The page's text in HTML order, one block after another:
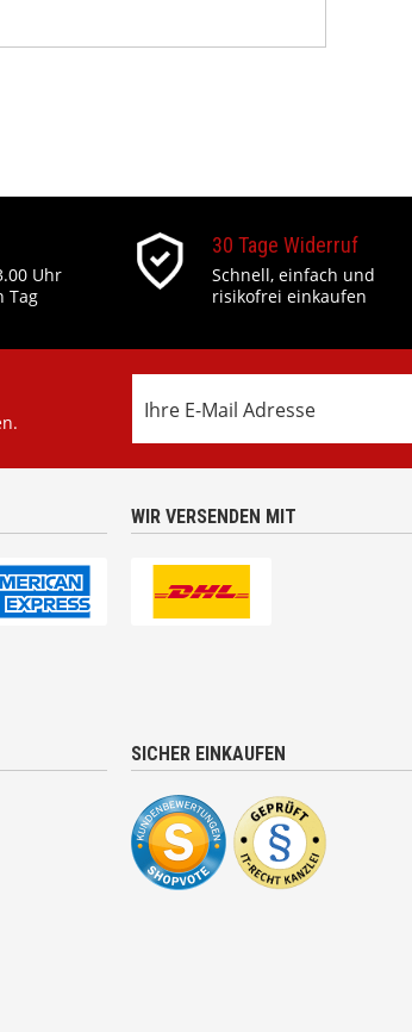
Uhr
Tag
30 Tage Widerruf
Schnell, einfach und
risikofrei einkaufen
WIR VERSENDEN MIT
SICHER EINKAUFEN